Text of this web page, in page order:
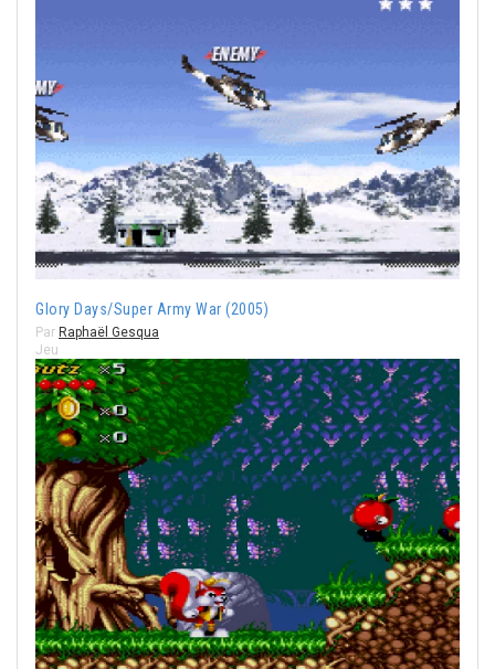
Glory Days/Super Army War (2005)
Par Raphaël Gesqua
Jeu